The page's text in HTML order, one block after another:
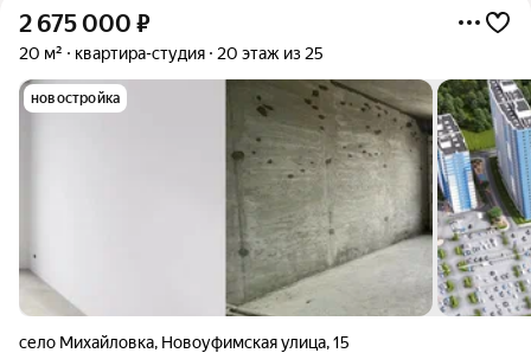
2 675 000 ₽
20 м² квартира-студия 20 этаж из 25
новостройка
село Михайловка, Новоуфимская улица,15